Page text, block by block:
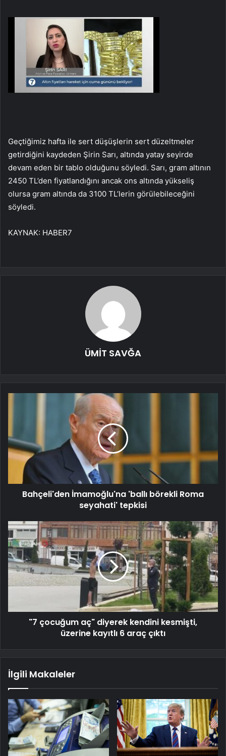
Geçtiğimiz hafta ile sert düşüşlerin sert düzeltmeler
getirdiğini kaydeden Şirin Sarı, altında yatay seyirde
devam eden bir tablo olduğunu söyledi. Sarı, gram altının
2450 TL’den fiyatlandığını ancak ons altında yükseliş
olursa gram altında da 3100 TL’lerin görülebileceğini
söyledi.
KAYNAK: HABER7
ÜMİT SAVĞA
Bahçeli'den İmamoğlu'na 'ballı börekli Roma
seyahati' tepkisi
"7 çocuğum aç" diyerek kendini kesmişti,
üzerine kayıtlı 6 araç çıktı
İlgili Makaleler